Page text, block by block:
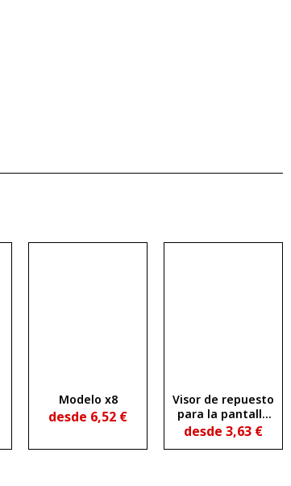
Modelo x8
desde 6,52 €
Visor de repuesto
para la pantalla
facial 1188-pa19,
desde 3,63 €